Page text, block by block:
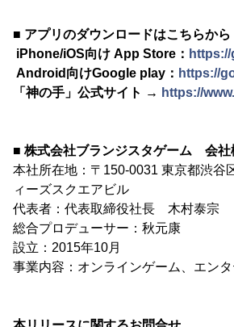
■ アプリのダウンロードはこちらから
iPhone/iOS向け App Store：
Android向けGoogle play： https://
「神の手」公式サイト → https://
■ 株式会社ブランジスタゲーム 会社
本社所在地：〒150-0031 東京都渋谷
ィーズスクエアビル
代表者：代表取締役社長 木村泰宗
総合プロデューサー：秋元康
設立：2015年10月
事業内容：オンラインゲーム、エン